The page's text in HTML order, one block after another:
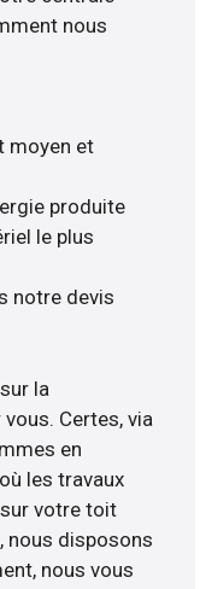
nous
moyen et
produite
le plus
notre devis
la
Certes, via
en
les travaux
votre toit
nous disposons
nous vous